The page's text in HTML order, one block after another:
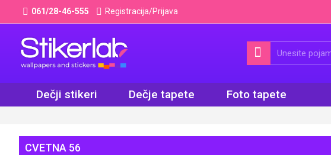
061/28-46-555 Registracija/Prijava
Dečji stikeri Dečje tapete Foto tapete
CVETNA 56